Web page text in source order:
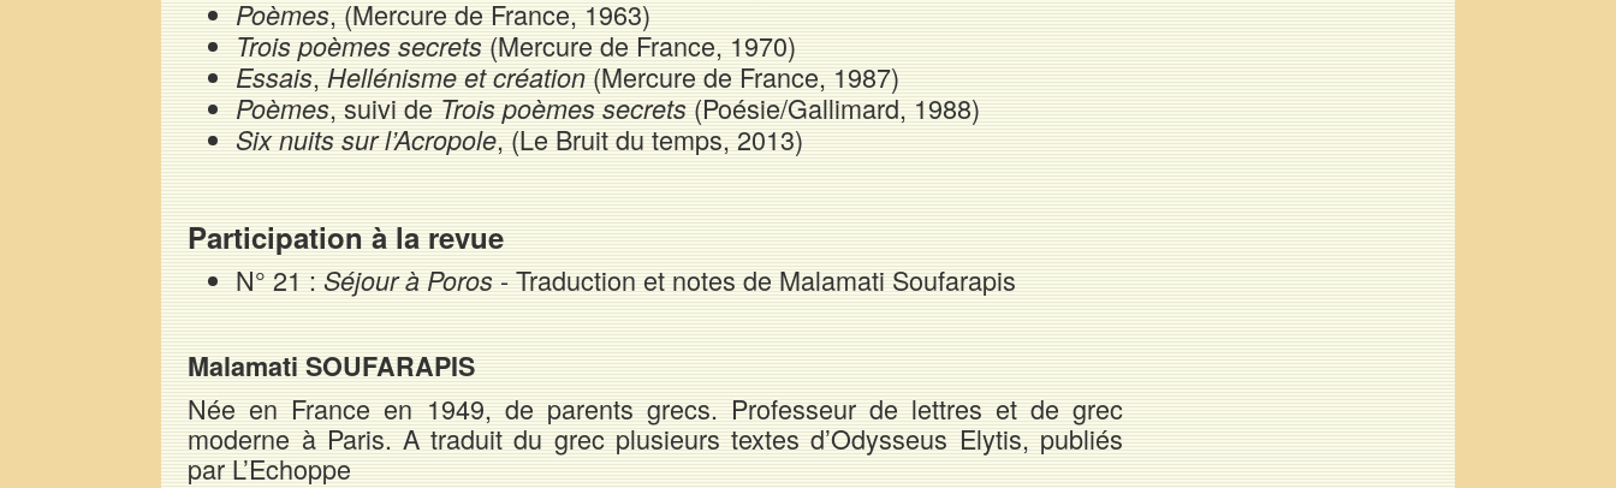
Poèmes, (Mercure de France, 1963)
Trois poèmes secrets (Mercure de France, 1970)
Essais,Hellénisme et création (Mercure de France, 1987)
Poèmes, suivi de Trois poèmes secrets (Poésie/Gallimard, 1988)
Six nuits sur l’Acropole, (Le Bruit du temps, 2013)
Participation à la revue
N° 21 : Séjour à Poros - Traduction et notes de Malamati Soufarapis
Malamati SOUFARAPIS
Née en France en 1949, de parents grecs. Professeur de lettres et de grec
moderne à Paris. A traduit du grec plusieurs textes d’Odysseus Elytis, publiés
par L’Echoppe